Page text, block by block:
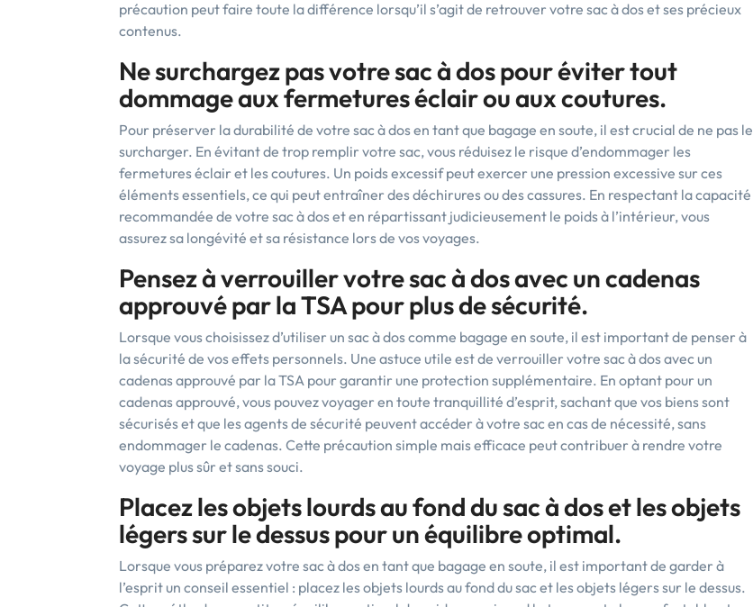
précaution peut faire toute la différence lorsqu’il s’agit de retrouver votre sac à dos et ses précieux
contenus.
Ne surchargez pas votre sac à dos pour éviter tout
dommage aux fermetures éclair ou aux coutures.
Pour préserver la durabilité de votre sac à dos en tant que bagage en soute, il est crucial de ne pas le
surcharger. En évitant de trop remplir votre sac, vous réduisez le risque d’endommager les
fermetures éclair et les coutures. Un poids excessif peut exercer une pression excessive sur ces
éléments essentiels, ce qui peut entraîner des déchirures ou des cassures. En respectant la capacité
recommandée de votre sac à dos et en répartissant judicieusement le poids à l’intérieur, vous
assurez sa longévité et sa résistance lors de vos voyages.
Pensez à verrouiller votre sac à dos avec un cadenas
approuvé par la TSA pour plus de sécurité.
Lorsque vous choisissez d’utiliser un sac à dos comme bagage en soute, il est important de penser à
la sécurité de vos effets personnels. Une astuce utile est de verrouiller votre sac à dos avec un
cadenas approuvé par la TSA pour garantir une protection supplémentaire. En optant pour un
cadenas approuvé, vous pouvez voyager en toute tranquillité d’esprit, sachant que vos biens sont
sécurisés et que les agents de sécurité peuvent accéder à votre sac en cas de nécessité, sans
endommager le cadenas. Cette précaution simple mais efficace peut contribuer à rendre votre
voyage plus sûr et sans souci.
Placez les objets lourds au fond du sac à dos et les objets
légers sur le dessus pour un équilibre optimal.
Lorsque vous préparez votre sac à dos en tant que bagage en soute, il est important de garder à
l’esprit un conseil essentiel : placez les objets lourds au fond du sac et les objets légers sur le dessus.